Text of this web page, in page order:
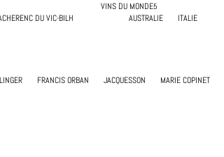
DU VIC-BILH
VINS DU MONDE
AUSTRALIE
ITALIE
FRANCIS ORBAN JACQUESSON MARIE COPINET